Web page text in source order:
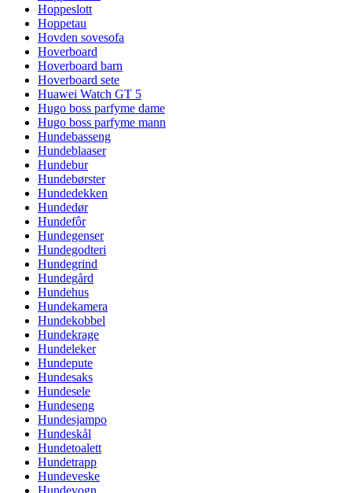
Hoppeslott
Hoppetau
Hovden sovesofa
Hoverboard
Hoverboard barn
Hoverboard sete
Huawei Watch GT 5
Hugo boss parfyme dame
Hugo boss parfyme mann
Hundebasseng
Hundeblaaser
Hundebur
Hundebørster
Hundedekken
Hundedør
Hundefôr
Hundegenser
Hundegodteri
Hundegrind
Hundegård
Hundehus
Hundekamera
Hundekobbel
Hundekrage
Hundeleker
Hundepute
Hundesaks
Hundesele
Hundeseng
Hundesjampo
Hundeskål
Hundetoalett
Hundetrapp
Hundeveske
Hundevogn